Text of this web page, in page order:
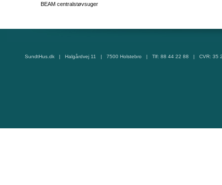
BEAM centralstøvsuger
SundtHus.dk | Halgårdvej 11 | 7500 Holstebro | Tlf: 88 44 22 88 | CVR: